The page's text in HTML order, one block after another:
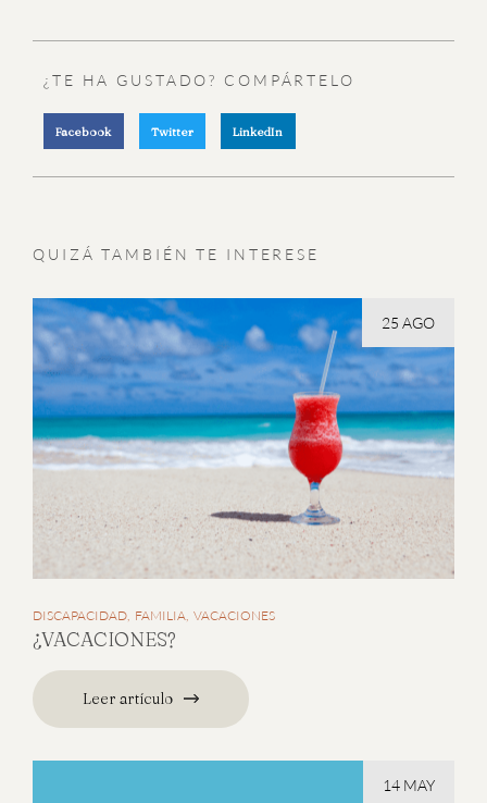
¿TE HA GUSTADO? COMPÁRTELO
Facebook Twitter LinkedIn
QUIZÁ TAMBIÉN TE INTERESE
25 AGO
DISCAPACIDAD FAMILIA VACACIONES
¿VACACIONES?
Leer artículo
14 MAY